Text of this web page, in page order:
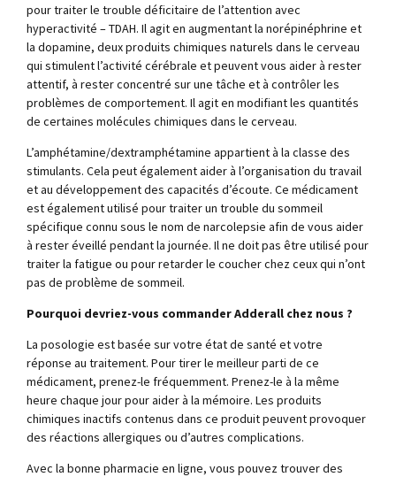
pour traiter le trouble déficitaire de l’attention avec
hyperactivité – TDAH. Il agit en augmentant la norépinéphrine et
la dopamine, deux produits chimiques naturels dans le cerveau
qui stimulent l’activité cérébrale et peuvent vous aider à rester
attentif, à rester concentré sur une tâche et à contrôler les
problèmes de comportement. Il agit en modifiant les quantités
de certaines molécules chimiques dans le cerveau.
L’amphétamine/dextramphétamine appartient à la classe des
stimulants. Cela peut également aider à l’organisation du travail
et au développement des capacités d’écoute. Ce médicament
est également utilisé pour traiter un trouble du sommeil
spécifique connu sous le nom de narcolepsie afin de vous aider
à rester éveillé pendant la journée. Il ne doit pas être utilisé pour
traiter la fatigue ou pour retarder le coucher chez ceux qui n’ont
pas de problème de sommeil.
Pourquoi devriez-vous commander Adderall chez nous ?
La posologie est basée sur votre état de santé et votre
réponse au traitement. Pour tirer le meilleur parti de ce
médicament, prenez-le fréquemment. Prenez-le à la même
heure chaque jour pour aider à la mémoire. Les produits
chimiques inactifs contenus dans ce produit peuvent provoquer
des réactions allergiques ou d’autres complications.
Avec la bonne pharmacie en ligne, vous pouvez trouver des